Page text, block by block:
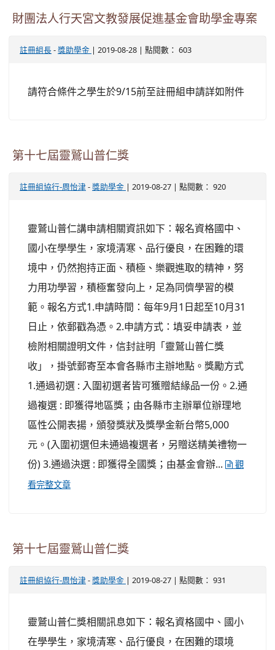
財團法人行天宮文教發展促進基金會助學金專案
註冊組長 - 獎助學金 | 2019-08-28 | 點閱數： 603
請符合條件之學生於9/15前至註冊組申請詳如附件
第十七屆靈鷲山普仁獎
註冊組協行-周怡津 - 獎助學金 | 2019-08-27 | 點閱數： 920
靈鷲山普仁講申請相關資訊如下：報名資格國中、
國小在學學生，家境清寒、品行優良，在困難的環
境中，仍然抱持正面、積極、樂觀進取的精神，努
力用功學習，積極奮發向上，足為同儕學習的模
範。報名方式1.申請時間：每年9月1日起至10月31
日止，依郵戳為憑。2.申請方式：填妥申請表，並
檢附相關證明文件，信封註明「靈鷲山普仁獎
收」，掛號郵寄至本會各縣市主辦地點。獎勵方式
1.通過初選 : 入圍初選者皆可獲贈結緣品一份。2.通
過複選 : 即獲得地區獎；由各縣市主辦單位辦理地
區性公開表揚，頒發獎狀及獎學金新台幣5,000
元。(入圍初選但未通過複選者，另贈送精美禮物一
份) 3.通過決選 : 即獲得全國獎；由基金會辦...
觀
看完整文章
第十七屆靈鷲山普仁獎
註冊組協行-周怡津 - 獎助學金 | 2019-08-27 | 點閱數： 931
靈鷲山普仁獎相關訊息如下：報名資格國中、國小
在學學生，家境清寒、品行優良，在困難的環境